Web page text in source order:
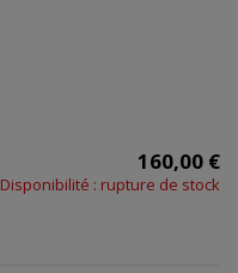
160,00 €
Disponibilité : rupture de stock